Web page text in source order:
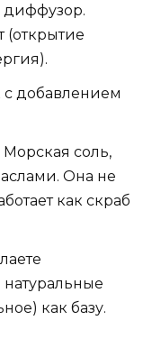
диффузор.
(открытие
добавлением
Морская соль,
Она не
как скраб
как базу.